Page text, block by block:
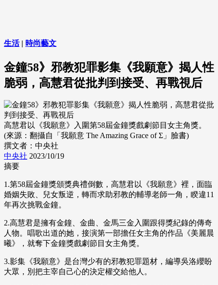
生活| 時尚藝文
金鐘58》邪教犯罪影集《我願意》揭人性
脆弱，高慧君從批判到接受、再戰視后
高慧君以《我願意》入圍第58屆金鐘獎戲劇節目女主角獎。
(來源：翻攝自「我願意 The Amazing Grace of Σ」臉書)
撰文者：中央社
中央社 2023/10/19
摘要
1.第58屆金鐘獎頒獎典禮倒數，高慧君以《我願意》裡，面臨
婚姻失敗、兒女叛逆，轉而求助邪教的輔導老師一角，睽違11
年再次挑戰金鐘。
2.高慧君是擁有金鐘、金曲、金馬三金入圍跟得獎紀錄的傳奇
人物。唱歌出道的她，接演第一部擔任女主角的作品《美麗晨
曦》，就奪下金鐘獎戲劇節目女主角獎。
3.影集《我願意》是台灣少有的邪教犯罪題材，編導吳洛纓盼
大眾，別把主宰自己心的決定權交給他人。